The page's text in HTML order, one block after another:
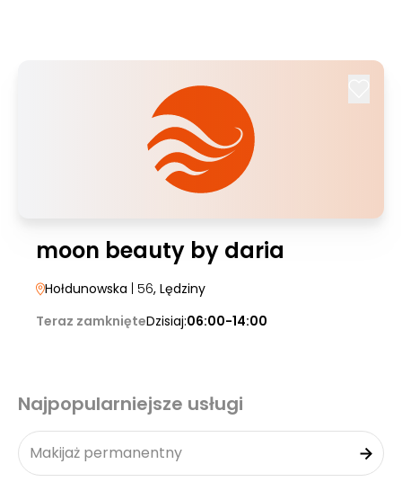
moon beauty by daria
Hołdunowska | 56, Lędziny
Teraz zamknięteDzisiaj:06:00-14:00
Najpopularniejsze usługi
Makijaż permanentny